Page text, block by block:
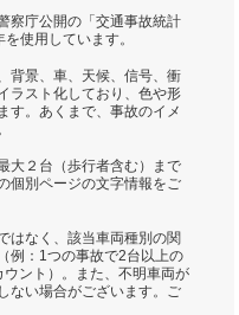
察庁公開の「交通事故統計
使用しています。
背景、車、天候、信号、衝
ラスト化しており、色や形
す。あくまで、事故のイメ
大２台（歩行者含む）まで
個別ページの文字情報をご
はなく、該当車両種別の関
例：1つの事故で2台以上の
ント）。また、不明車両が
ない場合がございます。ご